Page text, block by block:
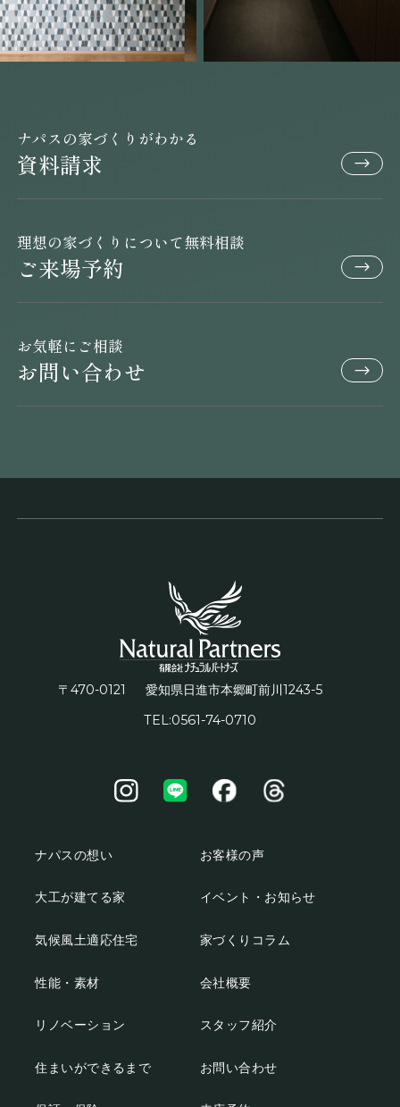
ナパスの家づくりがわかる
資料請求
理想の家づくりについて無料相談
ご来場予約
お気軽にご相談
お問い合わせ
〒470-0121 愛知県日進市本郷町前川 1243-5
TEL:0561-74-0710
ナパスの想い
大工が建てる家
気候風土適応住宅
性能・素材
リノベーション
住まいができるまで
お客様の声
イベント・お知らせ
家づくりコラム
会社概要
スタッフ紹介
お問い合わせ